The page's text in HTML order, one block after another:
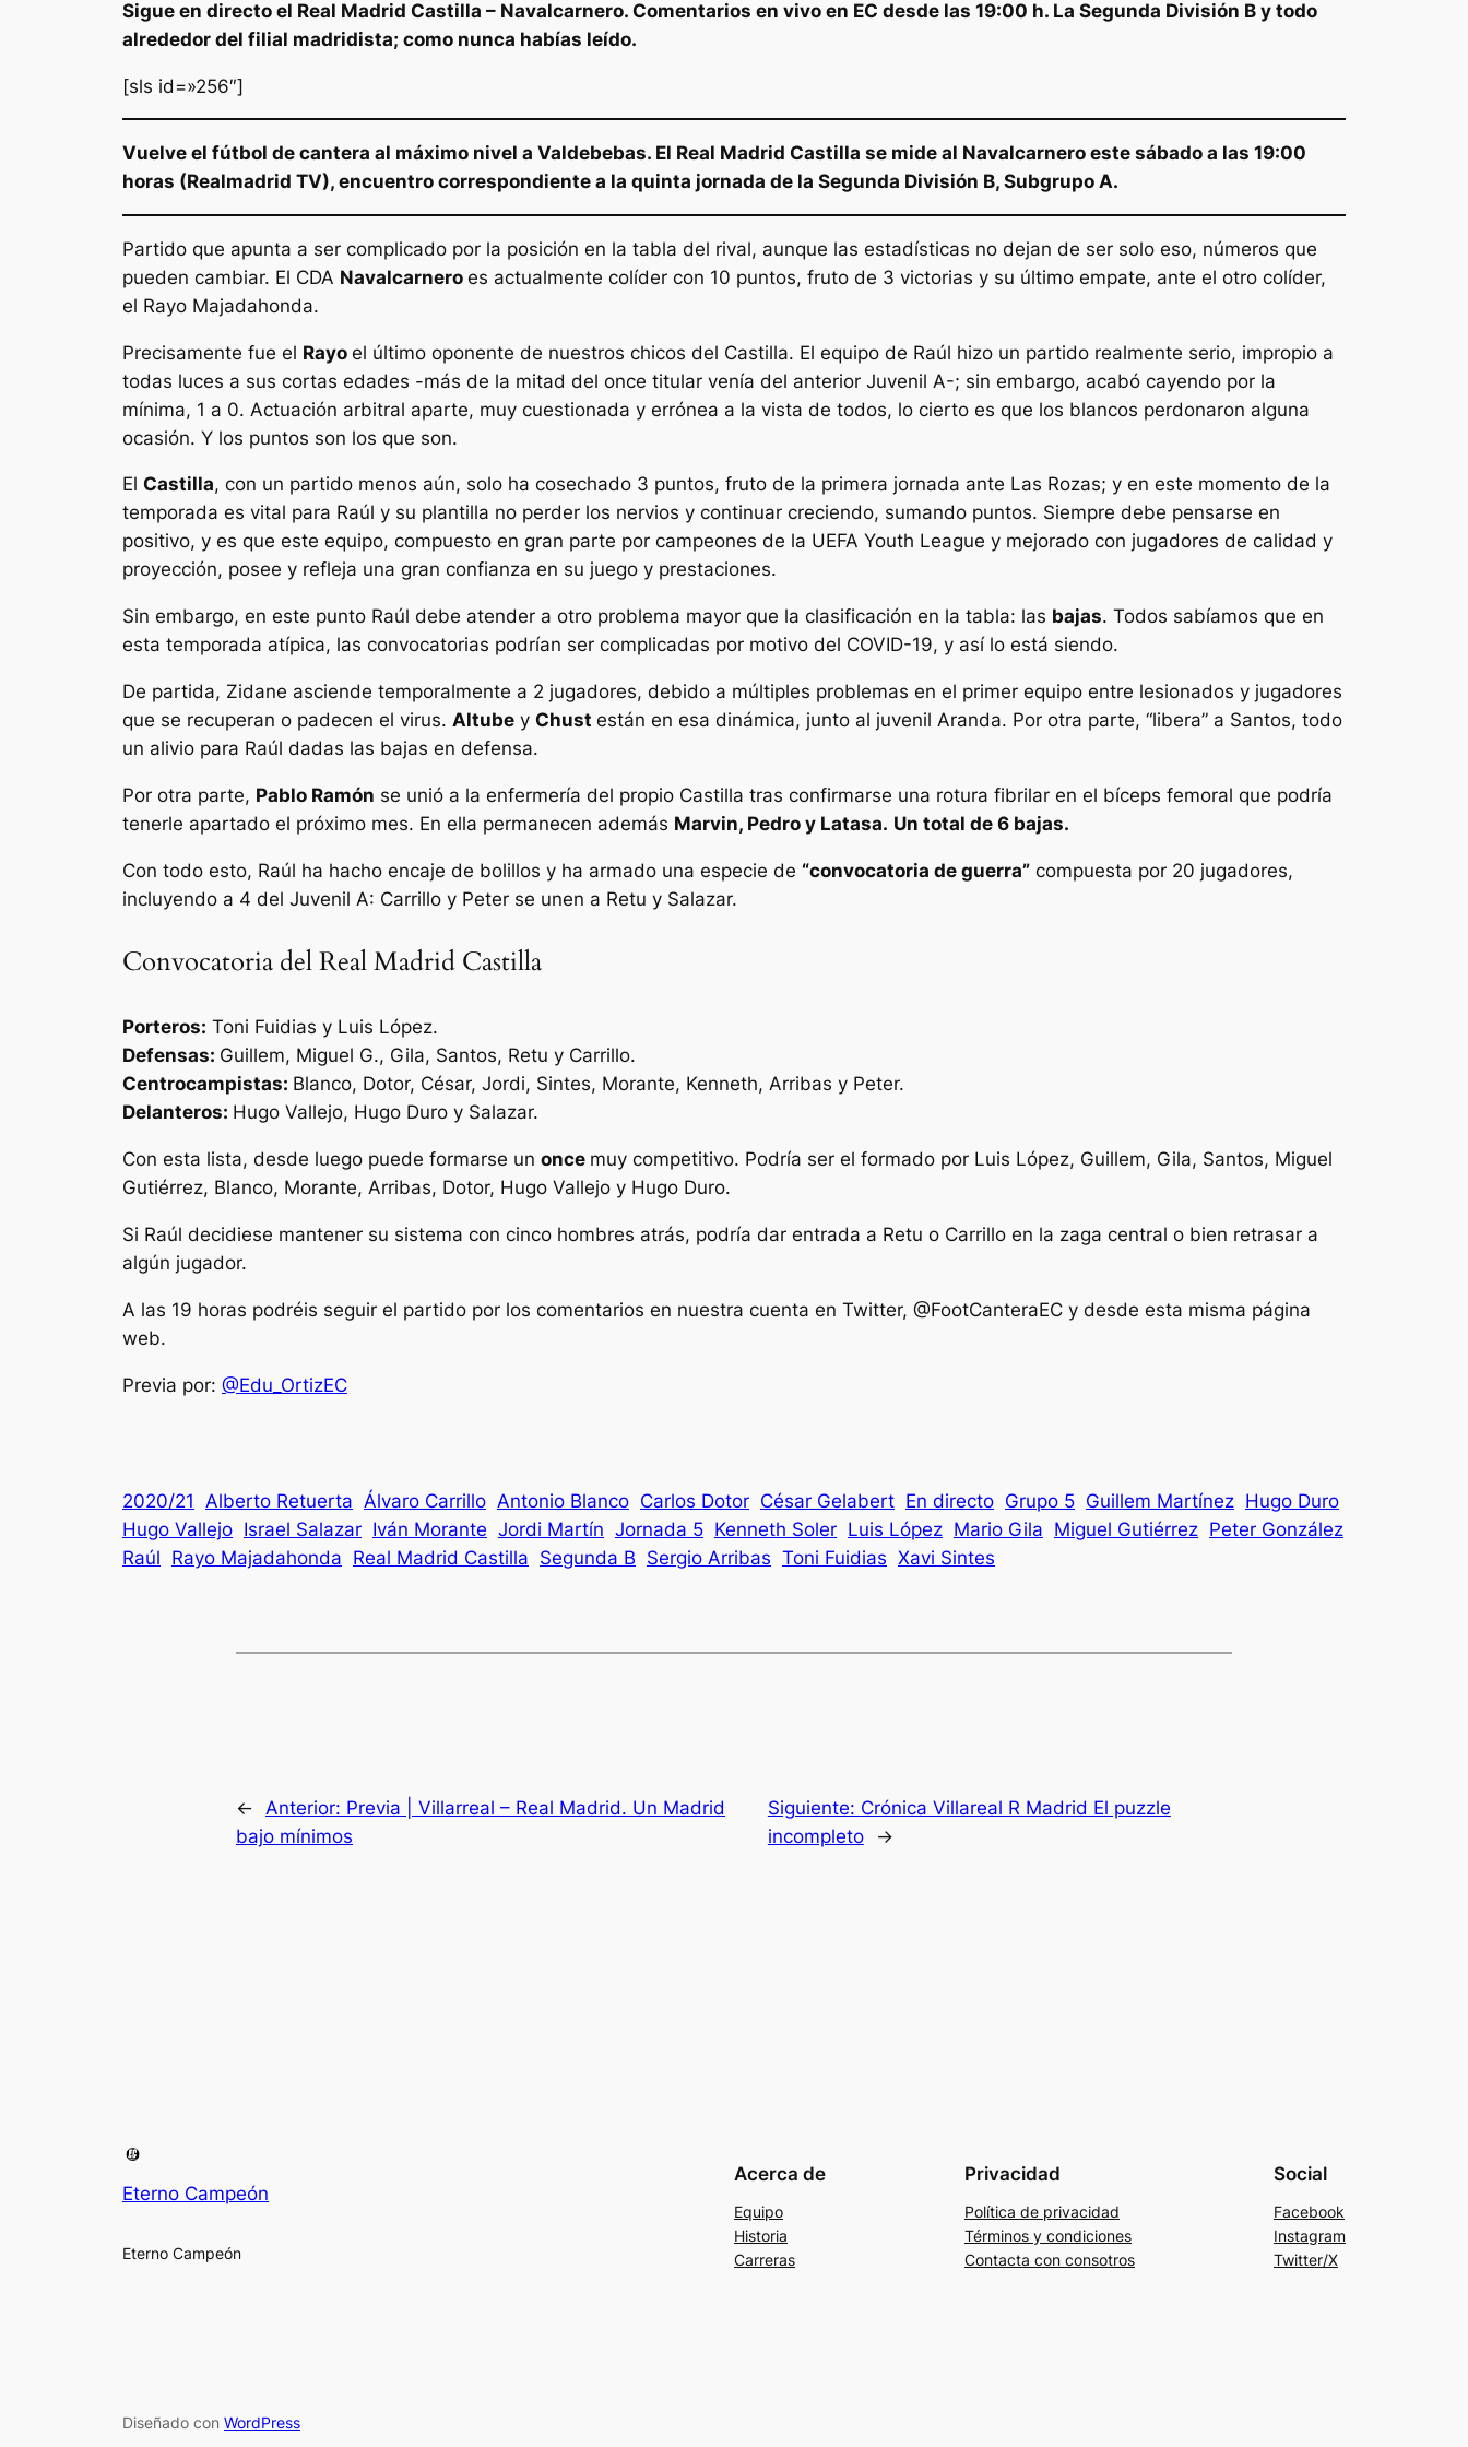
Sigue en directo el Real Madrid Castilla – Navalcarnero. Comentarios en vivo en EC desde las 19:00 h. La Segunda División B y todo
alrededor del filial madridista; como nunca habías leído.
[sls id=»256″]
Vuelve el fútbol de cantera al máximo nivel a Valdebebas. El Real Madrid Castilla se mide al Navalcarnero este sábado a las 19:00
horas (Realmadrid TV), encuentro correspondiente a la quinta jornada de la Segunda División B, Subgrupo A.
Partido que apunta a ser complicado por la posición en la tabla del rival, aunque las estadísticas no dejan de ser solo eso, números que
pueden cambiar. El CDA Navalcarnero es actualmente colíder con 10 puntos, fruto de 3 victorias y su último empate, ante el otro colíder,
el Rayo Majadahonda.
Precisamente fue el Rayo el último oponente de nuestros chicos del Castilla. El equipo de Raúl hizo un partido realmente serio, impropio a
todas luces a sus cortas edades -más de la mitad del once titular venía del anterior Juvenil A-; sin embargo, acabó cayendo por la
mínima, 1 a 0. Actuación arbitral aparte, muy cuestionada y errónea a la vista de todos, lo cierto es que los blancos perdonaron alguna
ocasión. Y los puntos son los que son.
El Castilla, con un partido menos aún, solo ha cosechado 3 puntos, fruto de la primera jornada ante Las Rozas; y en este momento de la
temporada es vital para Raúl y su plantilla no perder los nervios y continuar creciendo, sumando puntos. Siempre debe pensarse en
positivo, y es que este equipo, compuesto en gran parte por campeones de la UEFA Youth League y mejorado con jugadores de calidad y
proyección, posee y refleja una gran confianza en su juego y prestaciones.
Sin embargo, en este punto Raúl debe atender a otro problema mayor que la clasificación en la tabla: las bajas. Todos sabíamos que en
esta temporada atípica, las convocatorias podrían ser complicadas por motivo del COVID-19, y así lo está siendo.
De partida, Zidane asciende temporalmente a 2 jugadores, debido a múltiples problemas en el primer equipo entre lesionados y jugadores
que se recuperan o padecen el virus. Altube y Chust están en esa dinámica, junto al juvenil Aranda. Por otra parte, “libera” a Santos, todo
un alivio para Raúl dadas las bajas en defensa.
Por otra parte, Pablo Ramón se unió a la enfermería del propio Castilla tras confirmarse una rotura fibrilar en el bíceps femoral que podría
tenerle apartado el próximo mes. En ella permanecen además Marvin, Pedro y Latasa. Un total de 6 bajas.
Con todo esto, Raúl ha hacho encaje de bolillos y ha armado una especie de “convocatoria de guerra” compuesta por 20 jugadores,
incluyendo a 4 del Juvenil A: Carrillo y Peter se unen a Retu y Salazar.
Convocatoria del Real Madrid Castilla
Porteros: Toni Fuidias y Luis López.
Defensas: Guillem, Miguel G., Gila, Santos, Retu y Carrillo.
Centrocampistas: Blanco, Dotor, César, Jordi, Sintes, Morante, Kenneth, Arribas y Peter.
Delanteros: Hugo Vallejo, Hugo Duro y Salazar.
Con esta lista, desde luego puede formarse un once muy competitivo. Podría ser el formado por Luis López, Guillem, Gila, Santos, Miguel
Gutiérrez, Blanco, Morante, Arribas, Dotor, Hugo Vallejo y Hugo Duro.
Si Raúl decidiese mantener su sistema con cinco hombres atrás, podría dar entrada a Retu o Carrillo en la zaga central o bien retrasar a
algún jugador.
A las 19 horas podréis seguir el partido por los comentarios en nuestra cuenta en Twitter, @FootCanteraEC y desde esta misma página
web.
Previa por: @Edu_OrtizEC
2020/21 Alberto Retuerta Álvaro Carrillo Antonio Blanco Carlos Dotor César Gelabert En directo Grupo 5 Guillem Martínez Hugo Duro
Hugo Vallejo Israel Salazar Iván Morante Jordi Martín Jornada 5 Kenneth Soler Luis López Mario Gila Miguel Gutiérrez Peter González
Raúl Rayo Majadahonda Real Madrid Castilla Segunda B Sergio Arribas Toni Fuidias Xavi Sintes
← Anterior: Previa | Villarreal – Real Madrid. Un Madrid
bajo mínimos
Siguiente: Crónica Villareal R Madrid El puzzle
incompleto
→
Eterno Campeón
Eterno Campeón
Acerca de
Equipo
Historia
Carreras
Privacidad
Política de privacidad
Términos y condiciones
Contacta con consotros
Social
Facebook
Instagram
Twitter/X
Diseñado con WordPress